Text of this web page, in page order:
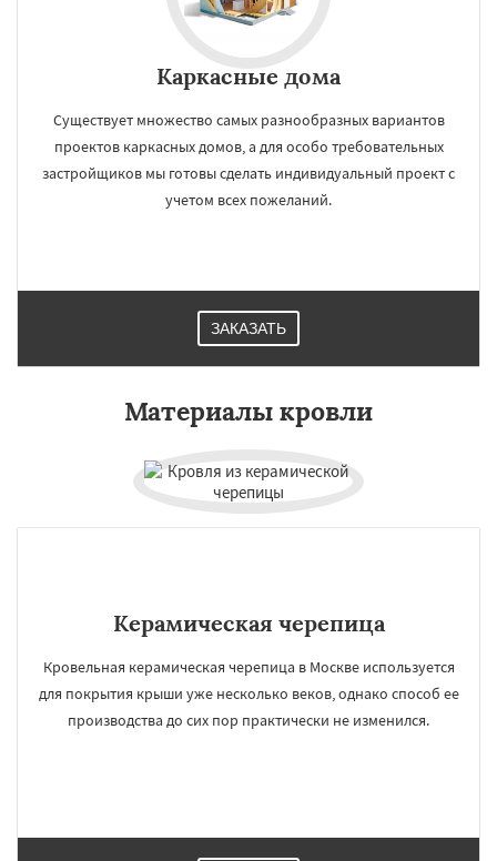
Каркасные дома
Существует множество самых разнообразных вариантов
проектов каркасных домов, а для особо требовательных
застройщиков мы готовы сделать индивидуальный проект с
учетом всех пожеланий.
ЗАКАЗАТЬ
Материалы кровли
Керамическая черепица
Кровельная керамическая черепица в Москве используется
для покрытия крыши уже несколько веков, однако способ ее
производства до сих пор практически не изменился.